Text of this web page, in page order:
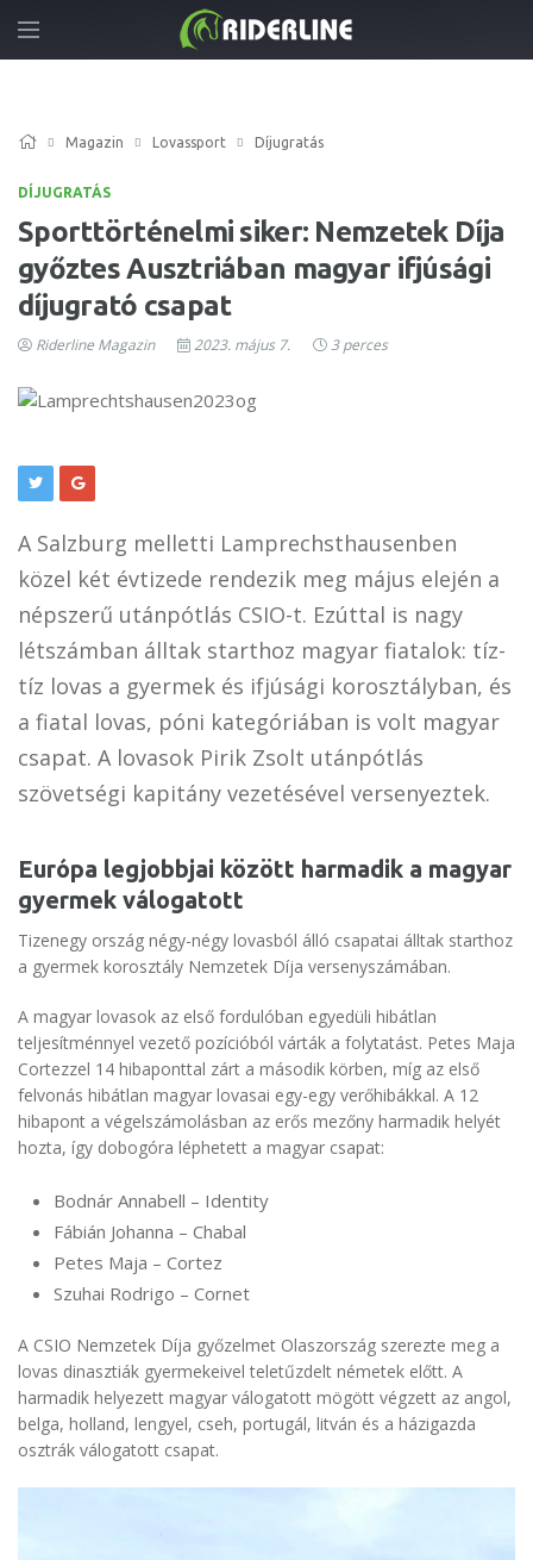
Magazin Lovassport Díjugratás
DÍJUGRATÁS
Sporttörténelmi siker: Nemzetek Díja
győztes Ausztriában magyar ifjúsági
díjugrató csapat
Riderline Magazin 2023. május 7. 3 perces
A Salzburg melletti Lamprechsthausenben
közel két évtizede rendezik meg május elején a
népszerű utánpótlás CSIO-t. Ezúttal is nagy
létszámban álltak starthoz magyar fiatalok: tíz-
tíz lovas a gyermek és ifjúsági korosztályban, és
a fiatal lovas, póni kategóriában is volt magyar
csapat. A lovasok Pirik Zsolt utánpótlás
szövetségi kapitány vezetésével versenyeztek.
Európa legjobbjai között harmadik a magyar
gyermek válogatott
Tizenegy ország négy-négy lovasból álló csapatai álltak starthoz
a gyermek korosztály Nemzetek Díja versenyszámában.
A magyar lovasok az első fordulóban egyedüli hibátlan
teljesítménnyel vezető pozícióból várták a folytatást. Petes Maja
Cortezzel 14 hibaponttal zárt a második körben, míg az első
felvonás hibátlan magyar lovasai egy-egy verőhibákkal. A 12
hibapont a végelszámolásban az erős mezőny harmadik helyét
hozta, így dobogóra léphetett a magyar csapat:
Bodnár Annabell – Identity
Fábián Johanna – Chabal
Petes Maja – Cortez
Szuhai Rodrigo – Cornet
A CSIO Nemzetek Díja győzelmet Olaszország szerezte meg a
lovas dinasztiák gyermekeivel teletűzdelt németek előtt. A
harmadik helyezett magyar válogatott mögött végzett az angol,
belga, holland, lengyel, cseh, portugál, litván és a házigazda
osztrák válogatott csapat.